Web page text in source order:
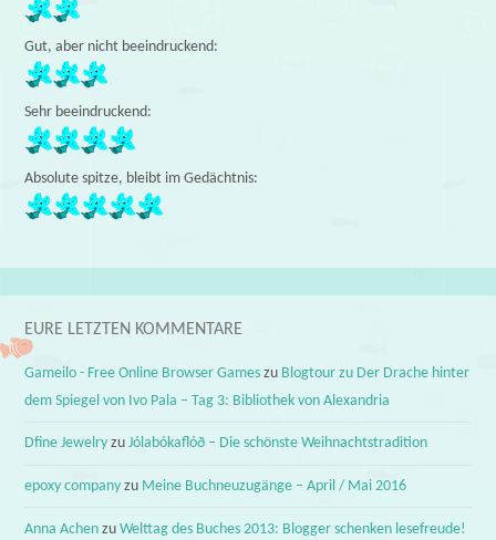
Gut, aber nicht beeindruckend:
Sehr beeindruckend:
Absolute spitze, bleibt im Gedächtnis:
EURE LETZTEN KOMMENTARE
Gameilo - Free Online Browser Games zu Blogtour zu Der Drache hinter
dem Spiegel von Ivo Pala – Tag 3: Bibliothek von Alexandria
Dfine Jewelry zuJólabókaflóð – Die schönste Weihnachtstradition
epoxy company zu Meine Buchneuzugänge – April / Mai 2016
Anna Achen zuWelttag des Buches 2013: Blogger schenken lesefreude!